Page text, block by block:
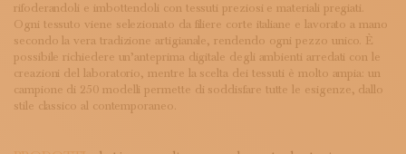
rifoderandoli e imbottendoli con tessuti preziosi e materiali pregiati.
Ogni tessuto viene selezionato da filiere corte italiane e lavorato a mano
secondo la vera tradizione artigianale, rendendo ogni pezzo unico. È
possibile richiedere un’anteprima digitale degli ambienti arredati con le
creazioni del laboratorio, mentre la scelta dei tessuti è molto ampia: un
campione di 250 modelli permette di soddisfare tutte le esigenze, dallo
stile classico al contemporaneo.